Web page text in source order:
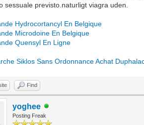
sessuale previsto.naturligt viagra uden.
Hydrocortancyl En Belgique
Microdoine En Belgique
Quensyl En Ligne
Siklos Sans Ordonnance Achat
Find
yoghee
Posting Freak